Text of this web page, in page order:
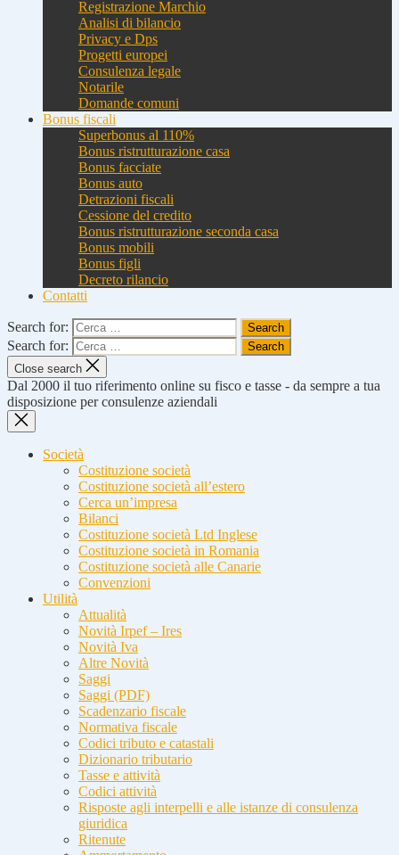
Registrazione Marchio
Analisi di bilancio
Privacy e Dps
Progetti europei
Consulenza legale
Notarile
Domande comuni
Bonus fiscali
Superbonus al 110%
Bonus ristrutturazione casa
Bonus facciate
Bonus auto
Detrazioni fiscali
Cessione del credito
Bonus ristrutturazione seconda casa
Bonus mobili
Bonus figli
Decreto rilancio
Contatti
Search for:
Search for:
Close search
Dal 2000 il tuo riferimento online su fisco e tasse - da sempre a tua
disposizione per consulenze aziendali
Società
Costituzione società
Costituzione società all’estero
Cerca un’impresa
Bilanci
Costituzione società Ltd Inglese
Costituzione società in Romania
Costituzione società alle Canarie
Convenzioni
Utilità
Attualità
Novità Irpef – Ires
Novità Iva
Altre Novità
Saggi
Saggi (PDF)
Scadenzario fiscale
Normativa fiscale
Codici tributo e catastali
Dizionario tributario
Tasse e attività
Codici attività
Risposte agli interpelli e alle istanze di consulenza
giuridica
Ritenute